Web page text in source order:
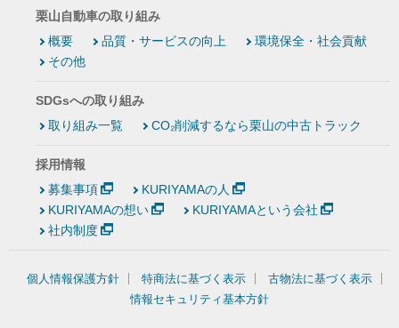
栗山自動車の取り組み
概要
品質・サービスの向上
環境保全・社会貢献
その他
SDGsへの取り組み
取り組み一覧
CO₂削減するなら栗山の中古トラック
採用情報
募集事項
KURIYAMAの人
KURIYAMAの想い
KURIYAMAという会社
社内制度
個人情報保護方針 特商法に基づく表示
古物法に基づく表示
情報セキュリティ基本方針